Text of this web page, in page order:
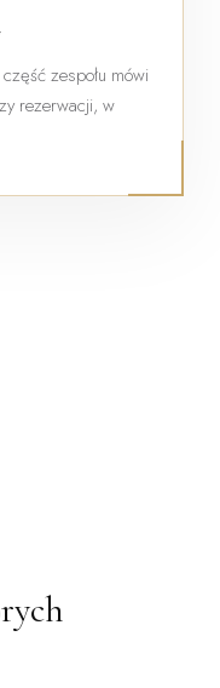
zespołu mówi
rezerwacji, w